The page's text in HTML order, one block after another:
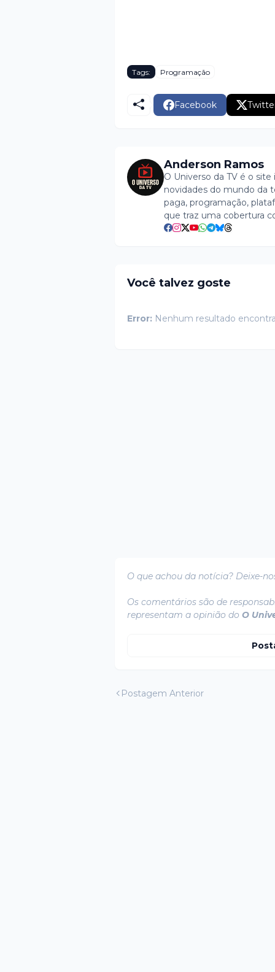
Tags: Programação
Facebook
Anderson Ramos
O Universo da TV é o
novidades do mundo da
paga, programação,
que traz uma cobertura
Você talvez goste
Error: Nenhum resultado
O que achou da notícia? Deixe-
Os comentários são de
representam a opinião do O
Postagem Anterior